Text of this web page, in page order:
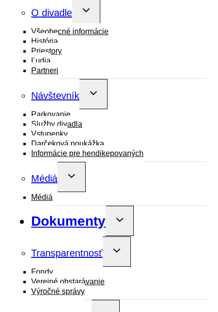
O divadle
Toggle
Všeobecné informácie
História
Priestory
Ľudia
Partneri
Návštevník
Toggle
menu
Parkovanie
Služby divadla
Vstupenky
Darčeková poukážka
Informácie pre hendikepovaných
Médiá
Toggle
menu
Médiá
Dokumenty
Toggle
menu
Transparentnosť
Toggle
menu
Fondy
Verejné obstarávanie
Výročné správy